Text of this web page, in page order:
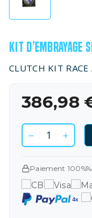
KIT D’EMBRAYAGE
CLUTCH KIT RACE
386,98
Paiement